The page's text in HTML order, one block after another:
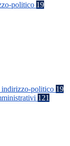
politico 19
indirizzo-politico 19
121